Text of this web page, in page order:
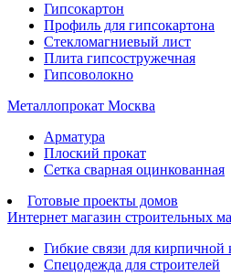
Гипсокартон
Профиль для гипсокартона
Стекломагниевый лист
Плита гипсостружечная
Гипсоволокно
Металлопрокат Москва
Арматура
Плоский прокат
Сетка сварная оцинкованная
Готовые проекты домов
Интернет магазин строительных
Гибкие связи для кирпичной
Спецодежда для строителей